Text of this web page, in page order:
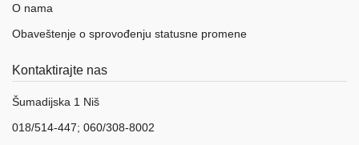
O nama
Obaveštenje o sprovođenju statusne promene
Kontaktirajte nas
Šumadijska 1 Niš
018/514-447; 060/308-8002